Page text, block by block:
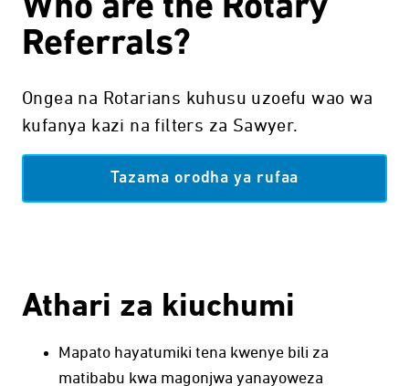
Who are the Rotary
Referrals?
Ongea na Rotarians kuhusu uzoefu wao wa
kufanya kazi na filters za Sawyer.
Tazama orodha ya rufaa
Athari za kiuchumi
Mapato hayatumiki tena kwenye bili za
matibabu kwa magonjwa yanayoweza